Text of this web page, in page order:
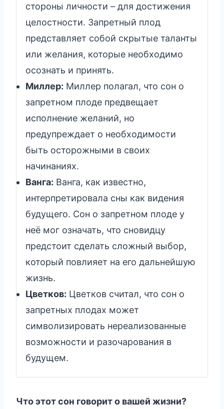
стороны личности – для достижения
целостности. Запретный плод
представляет собой скрытые таланты
или желания, которые необходимо
осознать и принять.
Миллер: Миллер полагал, что сон о
запретном плоде предвещает
исполнение желаний, но
предупреждает о необходимости
быть осторожными в своих
начинаниях.
Ванга: Ванга, как известно,
интерпретировала сны как видения
будущего. Сон о запретном плоде у
неё мог означать, что сновидцу
предстоит сделать сложный выбор,
который повлияет на его дальнейшую
жизнь.
Цветков: Цветков считал, что сон о
запретных плодах может
символизировать нереализованные
возможности и разочарования в
будущем.
Что этот сон говорит о вашей жизни?